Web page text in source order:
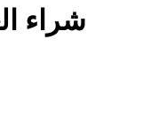
شراء